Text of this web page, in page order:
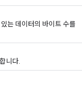
는 데이터의 바이트 수를
니다.